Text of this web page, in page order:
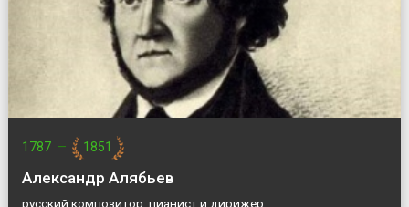
1787 — 1851
Александр Алябьев
русский композитор, пианист и дирижер